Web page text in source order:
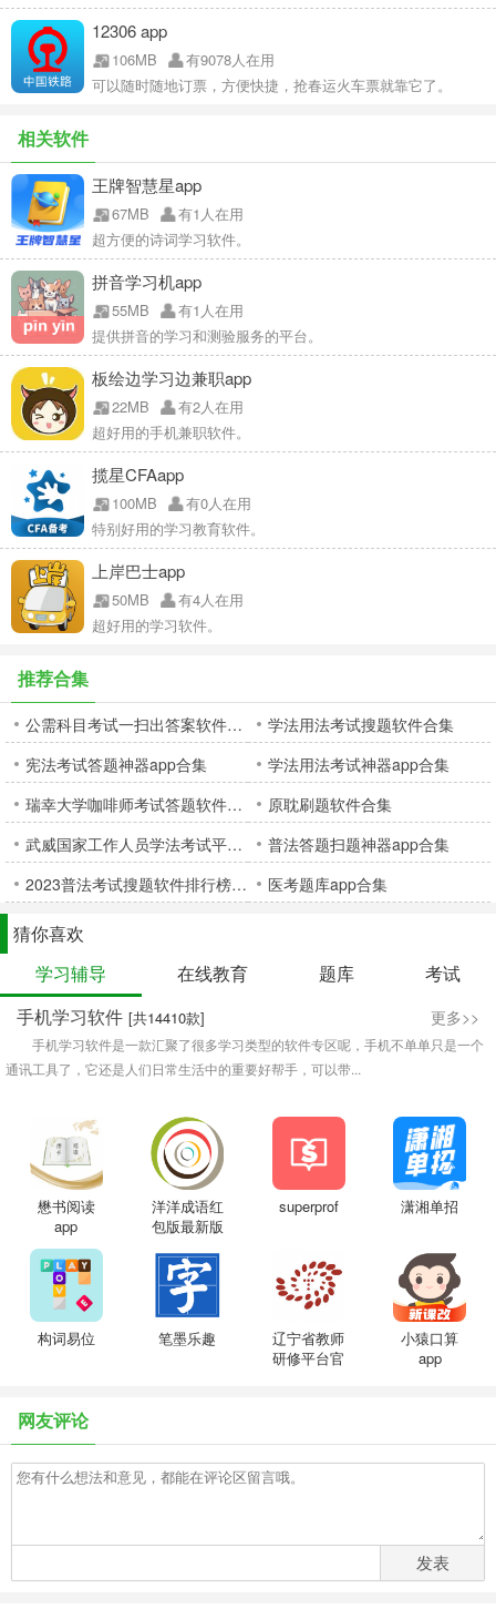
12306 app
106MB
有9078人在用
可以随时随地订票，方便快捷，抢春运火车票就靠它了。
相关软件
王牌智慧星app
67MB
有1人在用
超方便的诗词学习软件。
拼音学习机app
55MB
有1人在用
提供拼音的学习和测验服务的平台。
板绘边学习边兼职app
22MB
有2人在用
超好用的手机兼职软件。
揽星CFAapp
100MB
有0人在用
特别好用的学习教育软件。
上岸巴士app
50MB
有4人在用
超好用的学习软件。
推荐合集
公需科目考试一扫出答案软件合集
学法用法考试搜题软件合集
宪法考试答题神器app合集
学法用法考试神器app合集
瑞幸大学咖啡师考试答题软件合集
原耽刷题软件合集
武威国家工作人员学法考试平台合集
普法答题扫题神器app合集
2023普法考试搜题软件排行榜前十名合集
医考题库app合集
猜你喜欢
学习辅导
在线教育 题库
考试
手机学习软件 [共14410款] 更多>>
手机学习软件是一款汇聚了很多学习类型的软件专区呢，手机不单单只是一个
通讯工具了，它还是人们日常生活中的重要好帮手，可以带...
懋书阅读
app
洋洋成语红
包版最新版
superprof 潇湘单招
构词易位 笔墨乐趣
辽宁省教师
研修平台官
小猿口算
app
网友评论
发表